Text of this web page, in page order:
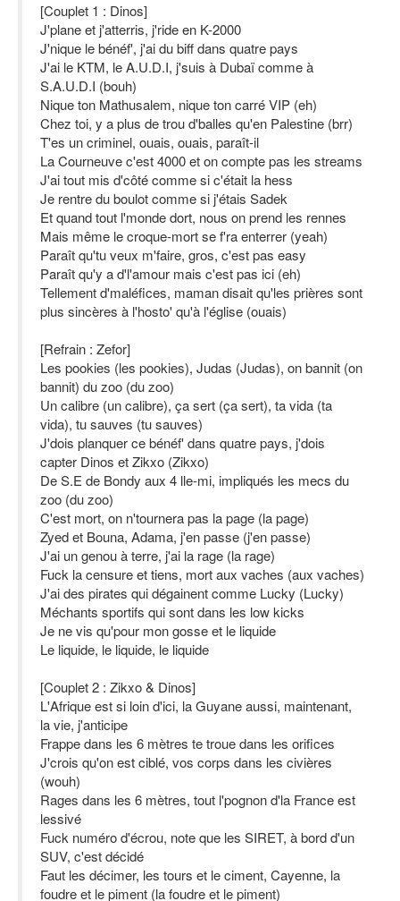
[Couplet 1 : Dinos]
J'plane et j'atterris, j'ride en K-2000
J'nique le bénéf', j'ai du biff dans quatre pays
J'ai le KTM, le A.U.D.I, j'suis à Dubaï comme à
S.A.U.D.I (bouh)
Nique ton Mathusalem, nique ton carré VIP (eh)
Chez toi, y a plus de trou d'balles qu'en Palestine (brr)
T'es un criminel, ouais, ouais, paraît-il
La Courneuve c'est 4000 et on compte pas les streams
J'ai tout mis d'côté comme si c'était la hess
Je rentre du boulot comme si j'étais Sadek
Et quand tout l'monde dort, nous on prend les rennes
Mais même le croque-mort se f'ra enterrer (yeah)
Paraît qu'tu veux m'faire, gros, c'est pas easy
Paraît qu'y a d'l'amour mais c'est pas ici (eh)
Tellement d'maléfices, maman disait qu'les prières sont
plus sincères à l'hosto' qu'à l'église (ouais)
[Refrain : Zefor]
Les pookies (les pookies), Judas (Judas), on bannit (on
bannit) du zoo (du zoo)
Un calibre (un calibre), ça sert (ça sert), ta vida (ta
vida), tu sauves (tu sauves)
J'dois planquer ce bénéf' dans quatre pays, j'dois
capter Dinos et Zikxo (Zikxo)
De S.E de Bondy aux 4 lle-mi, impliqués les mecs du
zoo (du zoo)
C'est mort, on n'tournera pas la page (la page)
Zyed et Bouna, Adama, j'en passe (j'en passe)
J'ai un genou à terre, j'ai la rage (la rage)
Fuck la censure et tiens, mort aux vaches (aux vaches)
J'ai des pirates qui dégainent comme Lucky (Lucky)
Méchants sportifs qui sont dans les low kicks
Je ne vis qu'pour mon gosse et le liquide
Le liquide, le liquide, le liquide
[Couplet 2 : Zikxo & Dinos]
L'Afrique est si loin d'ici, la Guyane aussi, maintenant,
la vie, j'anticipe
Frappe dans les 6 mètres te troue dans les orifices
J'crois qu'on est ciblé, vos corps dans les civières
(wouh)
Rages dans les 6 mètres, tout l'pognon d'la France est
lessivé
Fuck numéro d'écrou, note que les SIRET, à bord d'un
SUV, c'est décidé
Faut les décimer, les tours et le ciment, Cayenne, la
foudre et le piment (la foudre et le piment)